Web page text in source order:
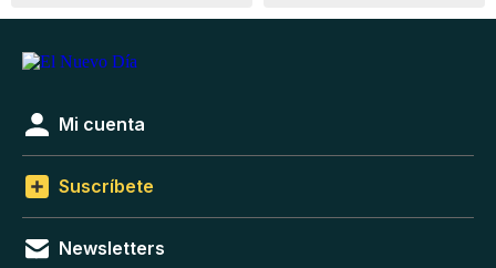
Mi cuenta
Suscríbete
Newsletters